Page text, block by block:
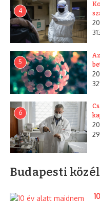
4
5
6
Budapesti